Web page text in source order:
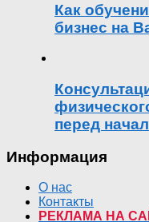
Как
бизнес на
перед
Информация
О нас
Контакты
РЕКЛАМА НА